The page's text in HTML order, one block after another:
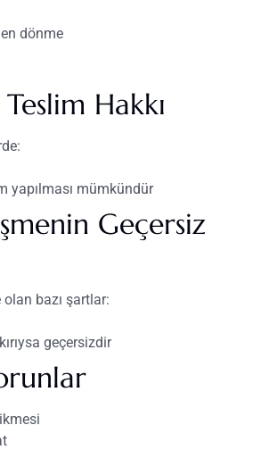
dönme
Teslim Hakkı
yapılması mümkündür
Geçersiz
bazı şartlar:
geçersizdir